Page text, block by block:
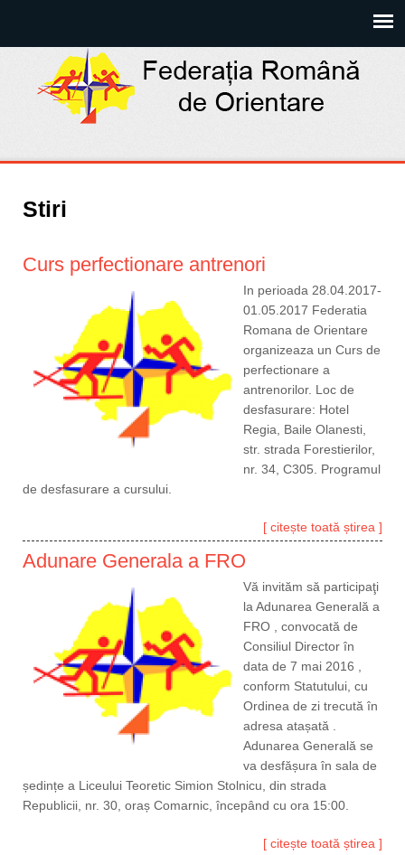
Stiri
Curs perfectionare antrenori
In perioada 28.04.2017-
01.05.2017 Federatia
Romana de Orientare
organizeaza un Curs de
perfectionare a
antrenorilor. Loc de
desfasurare: Hotel
Regia, Baile Olanesti,
str. strada Forestierilor,
nr. 34, C305. Programul
de desfasurare a cursului.
[ citește toată știrea ]
Adunare Generala a FRO
Vă invităm să participaţi
la Adunarea Generală a
FRO , convocată de
Consiliul Director în
data de 7 mai 2016 ,
conform Statutului, cu
Ordinea de zi trecută în
adresa atașată .
Adunarea Generală se
va desfășura în sala de
ședințe a Liceului Teoretic Simion Stolnicu, din strada
Republicii, nr. 30, oraș Comarnic, începând cu ora 15:00.
[ citește toată știrea ]